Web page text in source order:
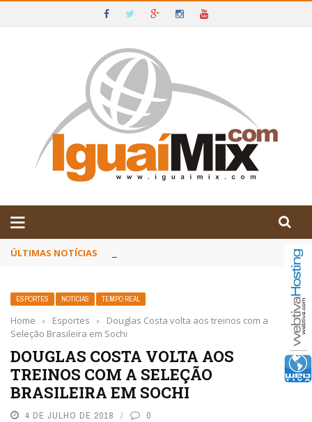
IGUAÍ E SUDOESTE DA BAHIA
ÚLTIMAS NOTÍCIAS Poetas baianos representam o Brasil no
ESPORTES NOTÍCIAS TEMPO REAL
Home › Esportes ›
Douglas Costa volta aos treinos com a
Seleção Brasileira em Sochi
DOUGLAS COSTA VOLTA AOS
TREINOS COM A SELEÇÃO
BRASILEIRA EM SOCHI
4 DE JULHO DE 2018 0